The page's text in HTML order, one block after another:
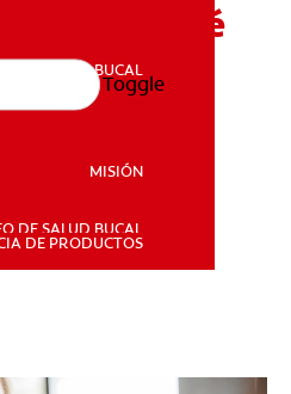
SALUD BUCAL
SALUD BUCAL
MISIÓN
DE SALUD BUCAL
DE PRODUCTOS
Toggle
¿Qué
trata?